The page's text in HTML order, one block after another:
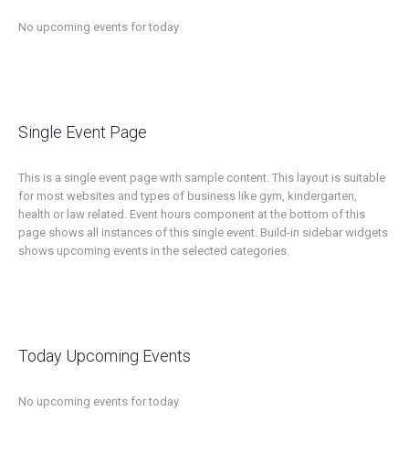
No upcoming events for today
Single Event Page
This is a single event page with sample content. This layout is suitable
for most websites and types of business like gym, kindergarten,
health or law related. Event hours component at the bottom of this
page shows all instances of this single event. Build-in sidebar widgets
shows upcoming events in the selected categories.
Today Upcoming Events
No upcoming events for today